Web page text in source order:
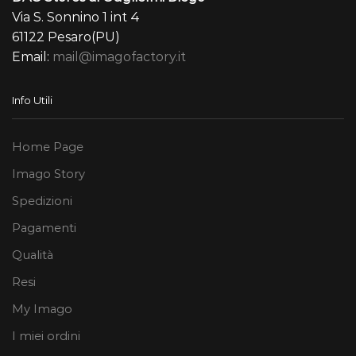
Via S. Sonnino 1 int 4
61122 Pesaro(PU)
Email: mail@imagofactory.it
Info Utili
Home Page
Imago Story
Spedizioni
Pagamenti
Qualità
Resi
My Imago
I miei ordini